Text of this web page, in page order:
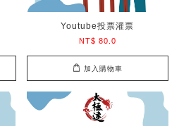
Youtube投票灌票
NT$ 80.0
加入購物車